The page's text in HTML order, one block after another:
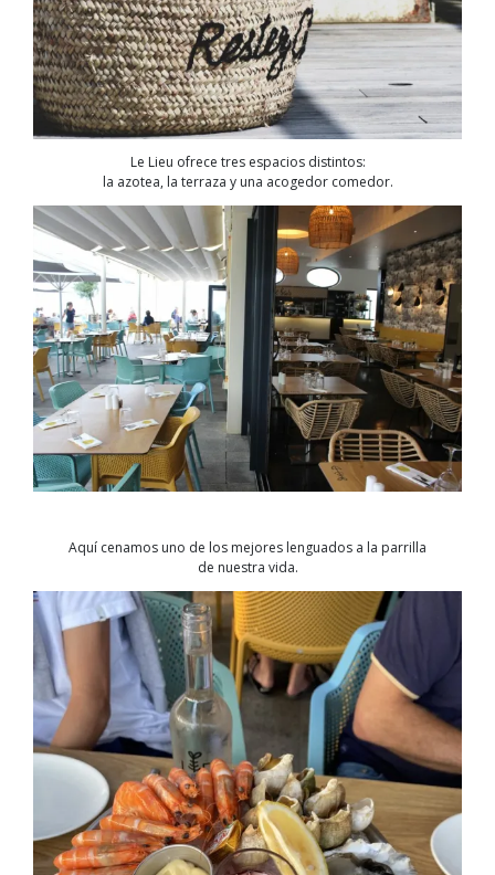
Le Lieu ofrece tres espacios distintos:
la azotea, la terraza y una acogedor comedor.
Aquí cenamos uno de los mejores lenguados a la parrilla
de nuestra vida.